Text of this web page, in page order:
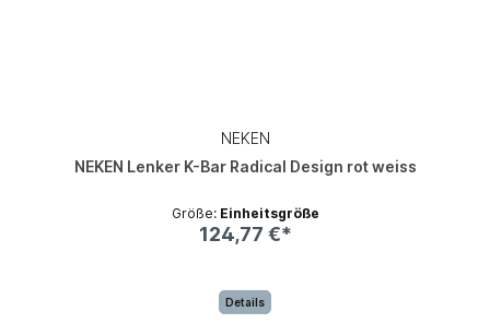
NEKEN
NEKEN Lenker K-Bar Radical Design rot weiss
Größe: Einheitsgröße
124,77 €*
Details